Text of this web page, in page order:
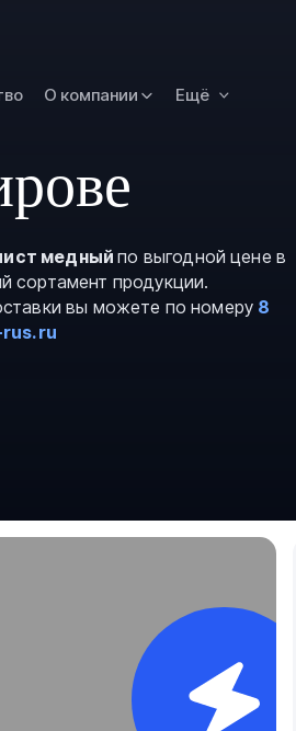
О компании Ещё
медныйпо выгодной цене в
сортамент продукции.
вы можете по номеру 8
rus.ru